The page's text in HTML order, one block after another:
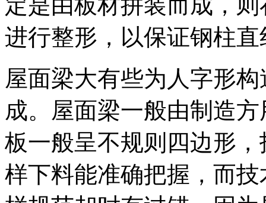
定是由板材拼装而成，
进行整形，以保证钢柱
屋面梁大有些为人字形
成。屋面梁一般由制造
板一般呈不规则四边形
样下料能准确把握，而